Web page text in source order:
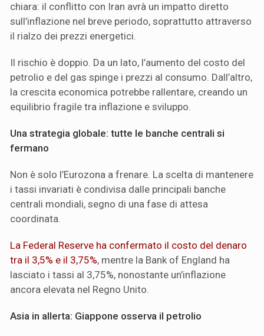
chiara: il conflitto con Iran avrà un impatto diretto
sull’inflazione nel breve periodo, soprattutto attraverso
il rialzo dei prezzi energetici.
Il rischio è doppio. Da un lato, l’aumento del costo del
petrolio e del gas spinge i prezzi al consumo. Dall’altro,
la crescita economica potrebbe rallentare, creando un
equilibrio fragile tra inflazione e sviluppo.
Una strategia globale: tutte le banche centrali si
fermano
Non è solo l’Eurozona a frenare. La scelta di mantenere
i tassi invariati è condivisa dalle principali banche
centrali mondiali, segno di una fase di attesa
coordinata.
La Federal Reserve ha confermato il costo del denaro
tra il 3,5% e il 3,75%, mentre la Bank of England ha
lasciato i tassi al 3,75%, nonostante un’inflazione
ancora elevata nel Regno Unito.
Asia in allerta: Giappone osserva il petrolio